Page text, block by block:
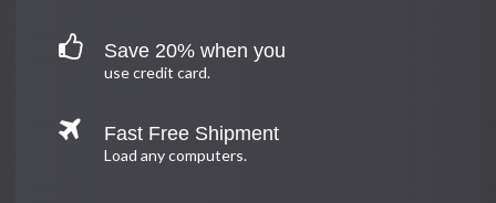
Save 20% when you
use credit card.
Fast Free Shipment
Load any computers.